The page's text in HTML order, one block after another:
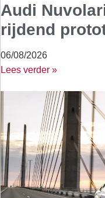
Audi
rijdend
06/08/2026
Lees verder »